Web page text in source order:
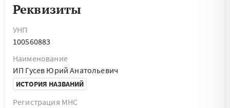
Реквизиты
УНП
100560883
Наименование
ИП Гусев Юрий Анатольевич
ИСТОРИЯ НАЗВАНИЙ
Регистрация МНС